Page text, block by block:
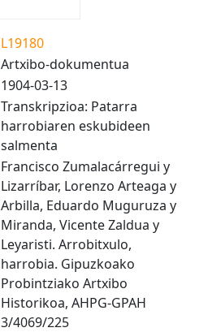
L19180
Artxibo-dokumentua
1904-03-13
Transkripzioa: Patarra
harrobiaren eskubideen
salmenta
Francisco Zumalacárregui y
Lizarríbar, Lorenzo Arteaga y
Arbilla, Eduardo Muguruza y
Miranda, Vicente Zaldua y
Leyaristi. Arrobitxulo,
harrobia. Gipuzkoako
Probintziako Artxibo
Historikoa, AHPG-GPAH
3/4069/225